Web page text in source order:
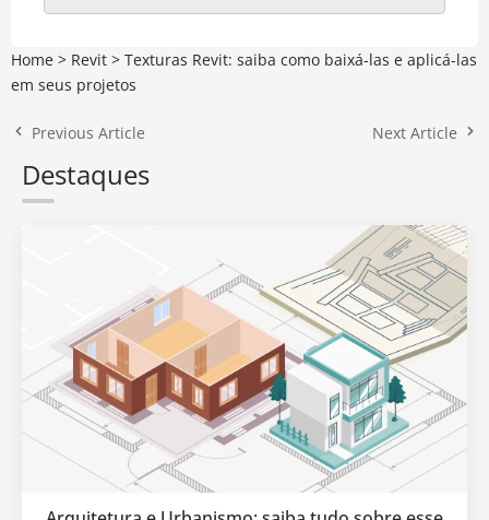
Home > Revit > Texturas Revit: saiba como baixá-las e aplicá-las
em seus projetos
Previous Article Next Article
Destaques